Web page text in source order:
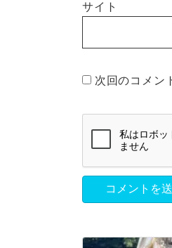
サイト
次回のコメン